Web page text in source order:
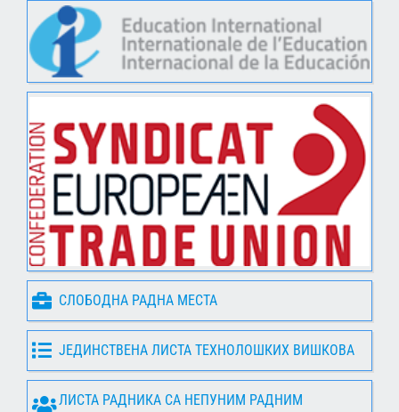
СЛОБОДНА РАДНА МЕСТА
ЈЕДИНСТВЕНА ЛИСТА ТЕХНОЛОШКИХ ВИШКОВА
ЛИСТА РАДНИКА СА НЕПУНИМ РАДНИМ